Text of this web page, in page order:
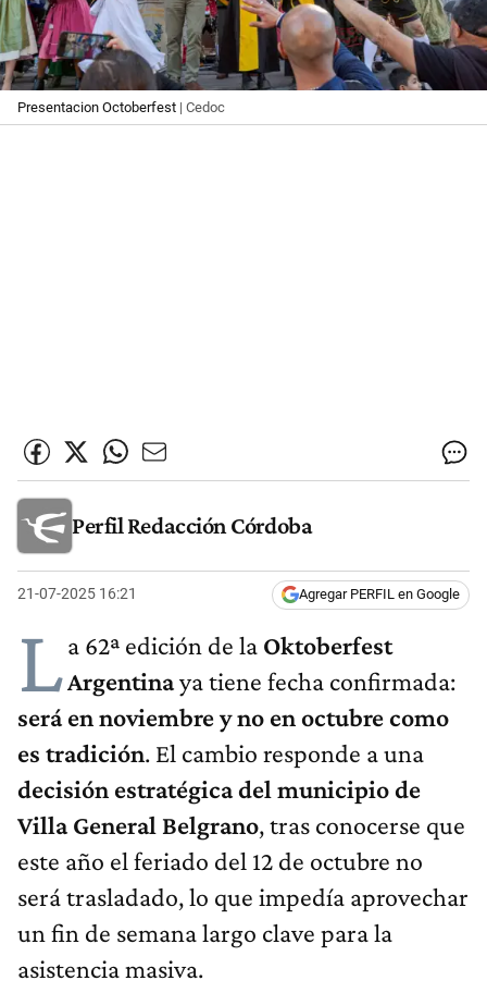
Presentacion Octoberfest | Cedoc
Perfil Redacción Córdoba
21-07-2025 16:21 Agregar PERFIL en Google
La 62ª edición de la Oktoberfest
Argentinaya tiene fecha confirmada:
será en noviembre y no en octubre como
es tradición. El cambio responde a una
decisión estratégica del municipio de
Villa General Belgrano, tras conocerse que
este año el feriado del 12 de octubre no
será trasladado, lo que impedía aprovechar
un fin de semana largo clave para la
asistencia masiva.